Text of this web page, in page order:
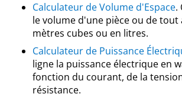
Calculateur de Volume d'Espace.
le volume d'une pièce ou de tout
mètres cubes ou en litres.
Calculateur de Puissance
ligne la puissance électrique en
fonction du courant, de la
résistance.